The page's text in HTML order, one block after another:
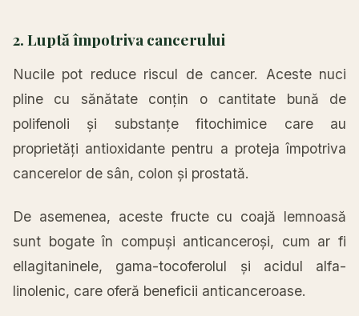
2. Luptă împotriva cancerului
Nucile pot reduce riscul de cancer. Aceste nuci
pline cu sănătate conțin o cantitate bună de
polifenoli și substanțe fitochimice care au
proprietăți antioxidante pentru a proteja împotriva
cancerelor de sân, colon și prostată.
De asemenea, aceste fructe cu coajă lemnoasă
sunt bogate în compuși anticanceroși, cum ar fi
ellagitaninele, gama-tocoferolul și acidul alfa-
linolenic, care oferă beneficii anticanceroase.